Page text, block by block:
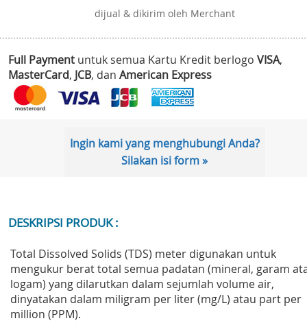
dijual & dikirim oleh Merchant
Full Payment untuk semua Kartu Kredit berlogo VISA,
MasterCard, JCB, dan American Express
Ingin kami yang menghubungi Anda?
Silakan isi form »
DESKRIPSI PRODUK :
Total Dissolved Solids (TDS) meter digunakan untuk
mengukur berat total semua padatan (mineral, garam
logam) yang dilarutkan dalam sejumlah volume air,
dinyatakan dalam miligram per liter (mg/L) atau part per
million (PPM).